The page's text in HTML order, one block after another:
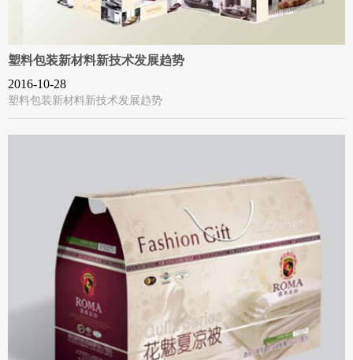
塑料包装新材料新技术发展趋势
2016-10-28
塑料包装新材料新技术发展趋势